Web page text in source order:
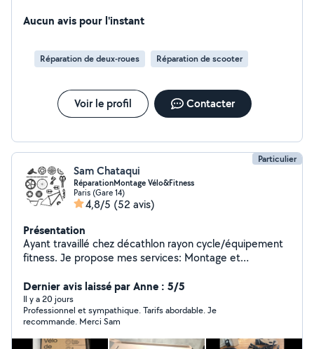
petites tâches du quotidien (bricolage, déménagement,
respectueux et à l'écoute. N'hésitez pas à me
contacter, je réponds rapidement
Aucun avis pour l'instant
Réparation de deux-roues Réparation de scooter
Voir le profil Contacter
Particulier
Sam Chataqui
RéparationMontage Vélo&Fitness
Paris (Gare 14)
4,8/5 (52 avis)
Présentation
Ayant travaillé chez décathlon rayon cycle/équipement
fitness. Je propose mes services: Montage et
d'appartement/vélo elliptique Réparation
(crevaison)tout type de deux roues : vélo, VAE,
trottinette électrique Changement de chambre à air,
réglage freins/vitesses Remplacement de chambre à
air/pneu sur FATBIKE
Dernier avis laissé par Anne : 5/5
Il y a 20 jours
Professionnel et sympathique. Tarifs abordable. Je
recommande. Merci Sam